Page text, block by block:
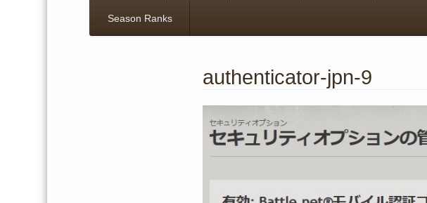
Season Ranks
authenticator-jpn-9